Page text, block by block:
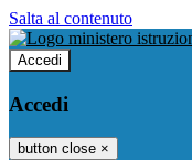
Salta al contenuto
Accedi
Accedi
button close ×